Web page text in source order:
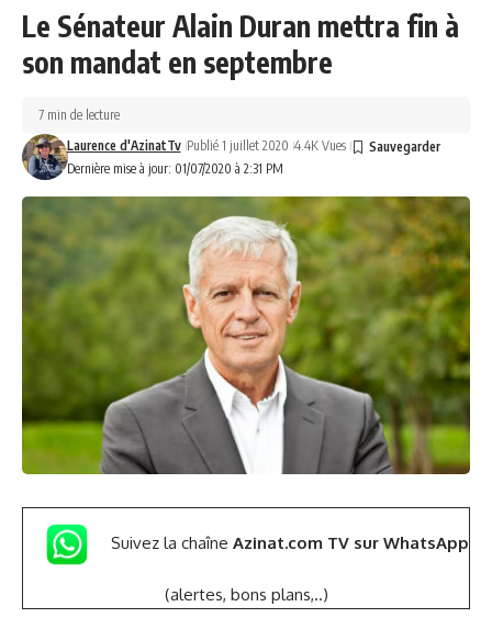
Le Sénateur Alain Duran mettra fin à
son mandat en septembre
Dernière mise à jour: 01/07/2020 à 2:31 PM
Laurence d'AzinatTv Publié 1 juillet 2020 4.4K Vues
7 min de lecture
Suivez la chaîne Azinat.com TV sur WhatsApp
(alertes, bons plans,..)